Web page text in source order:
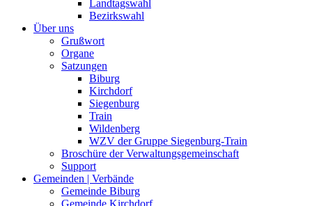
Landtagswahl
Bezirkswahl
Über uns
Grußwort
Organe
Satzungen
Biburg
Kirchdorf
Siegenburg
Train
Wildenberg
WZV der Gruppe Siegenburg-Train
Broschüre der Verwaltungsgemeinschaft
Support
Gemeinden | Verbände
Gemeinde Biburg
Gemeinde Kirchdorf